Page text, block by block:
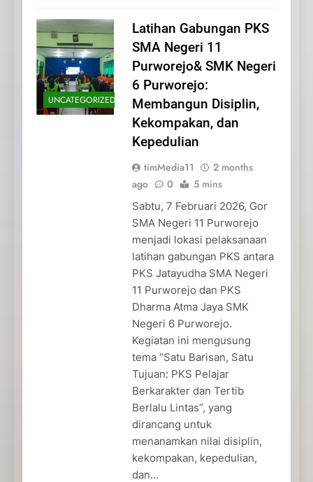
UNCATEGORIZED
Latihan Gabungan PKS
SMA Negeri 11
Purworejo& SMK Negeri
6 Purworejo:
Membangun Disiplin,
Kekompakan, dan
Kepedulian
timMedia11
2 months
ago
0 5 mins
Sabtu, 7 Februari 2026, Gor
SMA Negeri 11 Purworejo
menjadi lokasi pelaksanaan
latihan gabungan PKS antara
PKS Jatayudha SMA Negeri
11 Purworejo dan PKS
Dharma Atma Jaya SMK
Negeri 6 Purworejo.
Kegiatan ini mengusung
tema “Satu Barisan, Satu
Tujuan: PKS Pelajar
Berkarakter dan Tertib
Berlalu Lintas”, yang
dirancang untuk
menanamkan nilai disiplin,
kekompakan, kepedulian,
dan…